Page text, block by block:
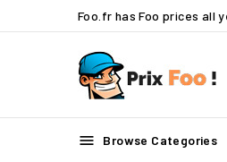
Foo.fr has Foo prices all
 Browse Categories